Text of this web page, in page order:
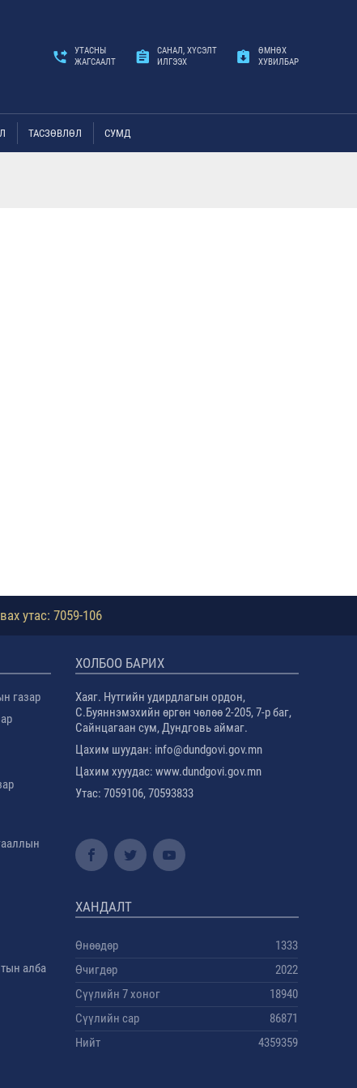
УТАСНЫ
ЖАГСААЛТ
САНАЛ, ХҮСЭЛТ
ИЛГЭЭХ
ӨМНӨХ
ХУВИЛБАР
ТАСЗӨВЛӨЛ СУМД
утас: 7059-106
газар
алба
ХОЛБОО БАРИХ
Хаяг. Нутгийн удирдлагын ордон,
С.Буяннэмэхийн өргөн чөлөө 2-205, 7-р баг,
Сайнцагаан сум, Дундговь аймаг.
Цахим шуудан: info@dundgovi.gov.mn
Цахим хууудас: www.dundgovi.gov.mn
Утас: 7059106, 70593833
ХАНДАЛТ
Өнөөдөр
1333
Өчигдөр
2022
Сүүлийн 7 хоног
18940
Сүүлийн сар
86871
Нийт
4359359